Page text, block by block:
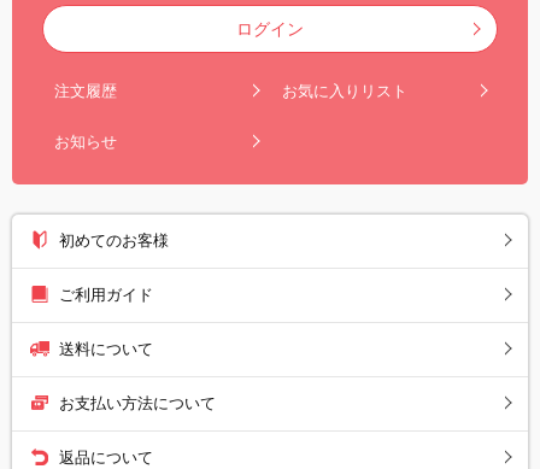
ログイン
注文履歴 お気に入りリスト
お知らせ
初めてのお客様
ご利用ガイド
送料について
お支払い方法について
返品について